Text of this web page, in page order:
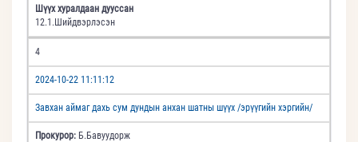
Шүүх хуралдаан дууссан
12.1.Шийдвэрлэсэн
4
2024-10-22 11:11:12
Завхан аймаг дахь сум дундын анхан шатны шүүх /эрүүгийн хэргийн/
Прокурор: Б.Бавуудорж